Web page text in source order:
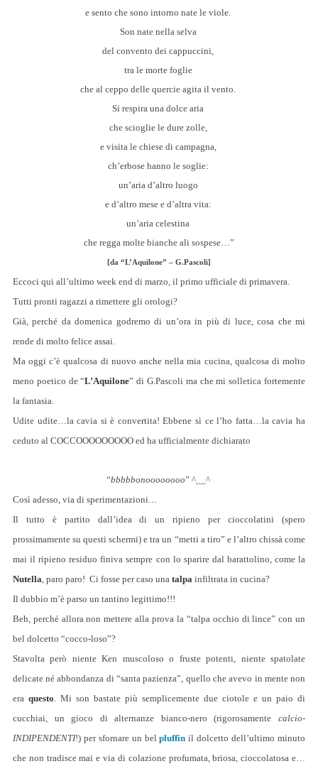
e sento che sono intorno nate le viole.
Son nate nella selva
del convento dei cappuccini,
tra le morte foglie
che al ceppo delle quercie agita il vento.
Si respira una dolce aria
che scioglie le dure zolle,
e visita le chiese di campagna,
ch’erbose hanno le soglie:
un’aria d’altro luogo
e d’altro mese e d’altra vita:
un’aria celestina
che regga molte bianche ali sospese…”
[da “L’Aquilone” – G.Pascoli]
Eccoci qui all’ultimo week end di marzo, il primo ufficiale di primavera.
Tutti pronti ragazzi a rimettere gli orologi?
Già, perché da domenica godremo di un’ora in più di luce, cosa che mi
rende di molto felice assai.
Ma oggi c’è qualcosa di nuovo anche nella mia cucina, qualcosa di molto
meno poetico de “L’Aquilone” di G.Pascoli ma che mi solletica fortemente
la fantasia.
Udite udite…la cavia si è convertita! Ebbene sì ce l’ho fatta…la cavia ha
ceduto al COCCOOOOOOOOO ed ha ufficialmente dichiarato
“bbbbbonoooooooo” ^__^
Così adesso, via di sperimentazioni…
Il tutto è partito dall’idea di un ripieno per cioccolatini (spero
prossimamente su questi schermi) e tra un “metti a tiro” e l’altro chissà come
mai il ripieno residuo finiva sempre con lo sparire dal barattolino, come la
Nutella , paro paro! Ci fosse per caso una talpa infiltrata in cucina?
Il dubbio m’è parso un tantino legittimo!!!
Beh, perché allora non mettere alla prova la “talpa occhio di lince” con un
bel dolcetto “cocco-loso”?
Stavolta però niente Ken muscoloso o fruste potenti, niente spatolate
delicate né abbondanza di “santa pazienza”, quello che avevo in mente non
era questo . Mi son bastate più semplicemente due ciotole e un paio di
cucchiai, un gioco di alternanze bianco-nero (rigorosamentecalcio-
INDIPENDENTI!) per sfornare un belpluffinil dolcetto dell’ultimo minuto
che non tradisce mai e via di colazione profumata, briosa, cioccolatosa e…